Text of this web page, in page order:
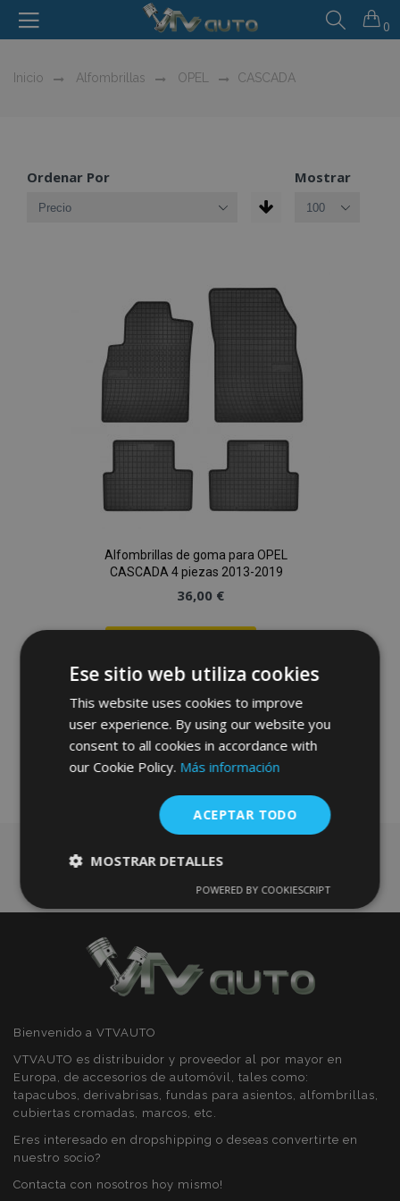
0
Inicio Alfombrillas OPEL CASCADA
Ordenar Por Mostrar
Alfombrillas de goma para OPEL
CASCADA 4 piezas 2013-2019
36,00 €
Añadir
a la
Lista
Deseos
Bienvenido a VTVAUTO
VTVAUTO es distribuidor y proveedor al por mayor en
Europa, de accesorios de automóvil, tales como:
tapacubos, derivabrisas, fundas para asientos, alfombrillas,
cubiertas cromadas, marcos, etc.
Eres interesado en dropshipping o deseas convertirte en
nuestro socio?
Contacta con nosotros hoy mismo!
Ese sitio web utiliza cookies
This website uses cookies to improve
user experience. By using our website you
consent to all cookies in accordance with
our Cookie Policy. Más información
ACEPTAR TODO
MOSTRAR DETALLES
estrictamente
Cookies de
rendimiento
Cookies de
Cookies de
Cookies estrictamente necesarias
Cookies de preferencias
POWERED BY COOKIESCRIPT